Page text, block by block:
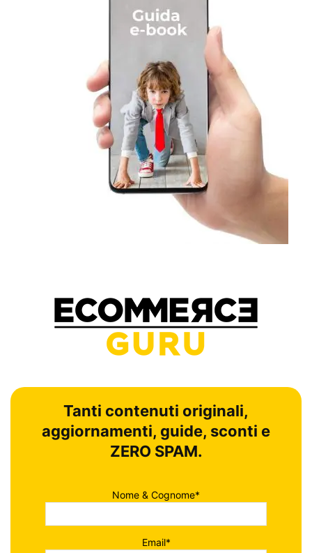
Tanti contenuti originali,
aggiornamenti, guide, sconti e
ZERO SPAM.
Nome & Cognome*
Email*